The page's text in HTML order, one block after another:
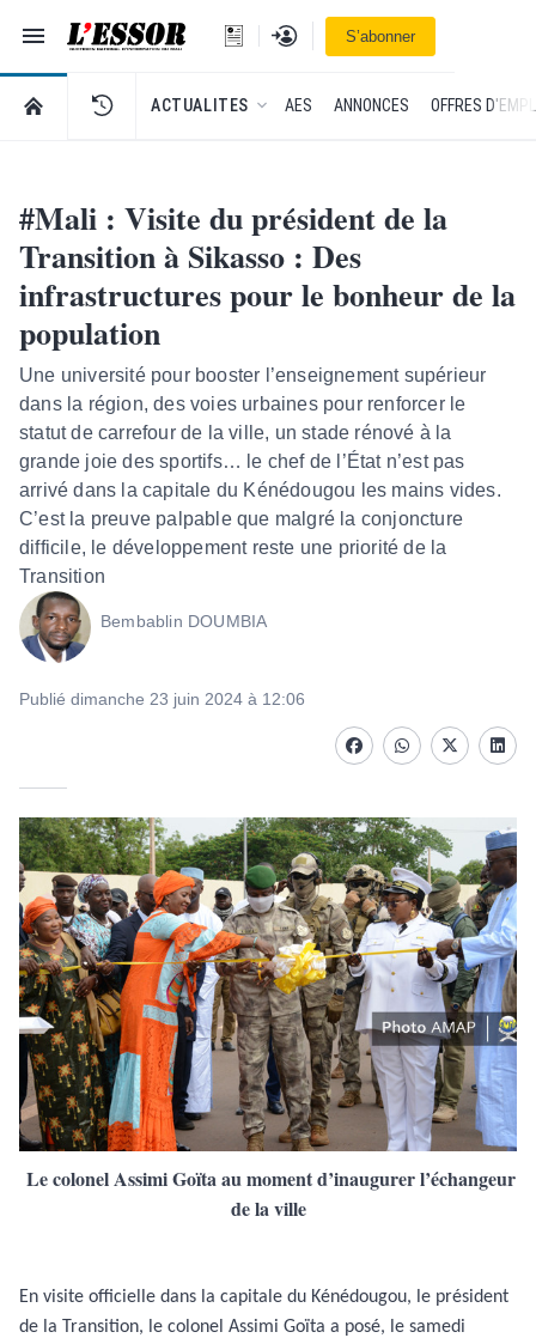
Navigation
L'Essor - retour à la une
Se connecterS’abonner
RETOUR À LA PAGE D’ACCUEIL DE L'ESSOR
ACTUALITES AES ANNONCES OFFRES
#Mali : Visite du président de la
Transition à Sikasso : Des
infrastructures pour le bonheur de la
population
Une université pour booster l’enseignement supérieur
dans la région, des voies urbaines pour renforcer le
statut de carrefour de la ville, un stade rénové à la
grande joie des sportifs… le chef de l’État n’est pas
arrivé dans la capitale du Kénédougou les mains vides.
C’est la preuve palpable que malgré la conjoncture
difficile, le développement reste une priorité de la
Transition
Bembablin DOUMBIA
Publié dimanche 23 juin 2024 à 12:06
FacebookwhatsappTwitter
Le colonel Assimi Goïta au moment d’inaugurer l’échangeur
de la ville
En visite officielle dans la capitale du Kénédougou, le président
de la Transition, le colonel Assimi Goïta a posé, le samedi